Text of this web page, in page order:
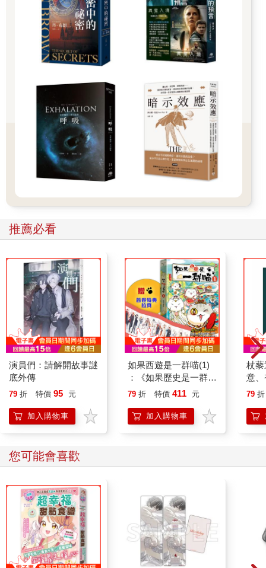
推薦必看
演員們：請解開故事謎
底外傳
79 折 特價 95 元
加入購物車
如果西遊是一群喵(1)
：《如果歷史是一群
喵》作者最新力作，附
79 折 特價 411 元
加入購物車
杖
意
恭
79 折
您可能會喜歡